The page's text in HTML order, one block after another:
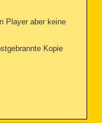
Player aber keine
Kopie